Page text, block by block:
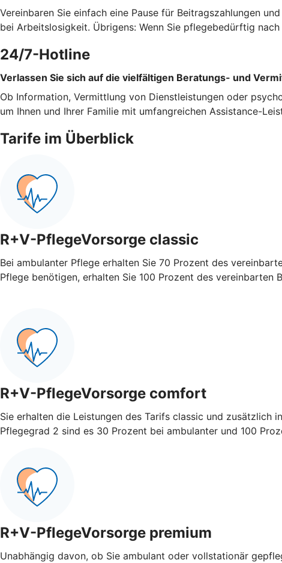
Vereinbaren Sie einfach eine Pause für Beitragszahlungen
bei Arbeitslosigkeit. Übrigens: Wenn Sie pflegebedürftig
24/7-Hotline
Verlassen Sie sich auf die vielfältigen Beratungs- und
Ob Information, Vermittlung von Dienstleistungen oder
um Ihnen und Ihrer Familie mit umfangreichen Assistance-
Tarife im Überblick
R+V-PflegeVorsorge classic
Bei ambulanter Pflege erhalten Sie 70 Prozent des
Pflege benötigen, erhalten Sie 100 Prozent des vereinbarten
R+V-PflegeVorsorge comfort
Sie erhalten die Leistungen des Tarifs classic und zusätzlich
Pflegegrad 2 sind es 30 Prozent bei ambulanter und 100
R+V-PflegeVorsorge premium
Unabhängig davon, ob Sie ambulant oder vollstationär